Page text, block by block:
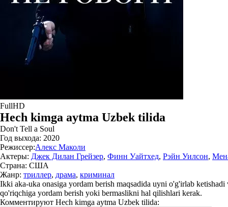
FullHD
Hech kimga aytma Uzbek tilida
Don't Tell a Soul
Год выхода: 2020
Режиссер:Алекс Маколи
Актеры: Джек Дилан Грейзер, Финн Уайтхед, Рэйн Уилсон,
Страна: США
Жанр: триллер, драма, криминал
Ikki aka-uka onasiga yordam berish maqsadida uyni o'g'irlab
qo'riqchiga yordam berish yoki bermaslikni hal qilishlari kerak.
Комментируют Hech kimga aytma Uzbek tilida: